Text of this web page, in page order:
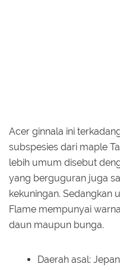
Acer ginnala ini
subspesies dari maple
lebih umum disebut
yang berguguran juga
kekuningan. Sedangkan
Flame mempunyai
daun maupun bunga.
Daerah asal: